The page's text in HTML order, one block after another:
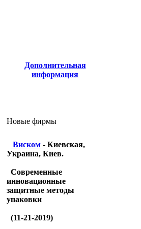
Дополнительная
информация
Новые фирмы
Виском - Киевская,
Украина, Киев.
Современные
инновационные
защитные методы
упаковки
(11-21-2019)